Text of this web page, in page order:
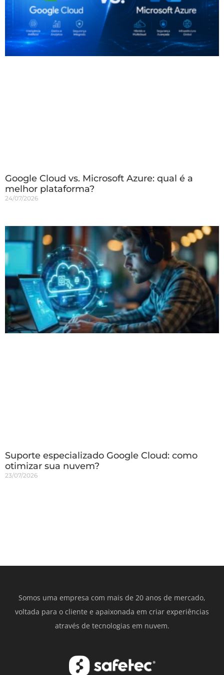
Google Cloud vs. Microsoft Azure: qual é a
melhor plataforma?
24/07/2026
Suporte especializado Google Cloud: como
otimizar sua nuvem?
23/07/2026
Somos uma empresa com mais de 20 anos de mercado,
voltada para o cliente e apaixonada em criar experiências
através de tecnologias em nuvem.